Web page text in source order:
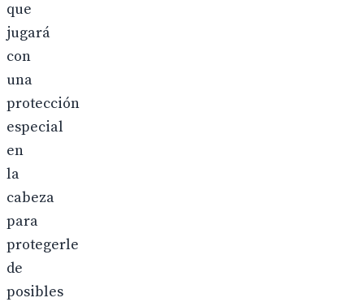
que
jugará
con
una
protección
especial
en
la
cabeza
para
protegerle
de
posibles